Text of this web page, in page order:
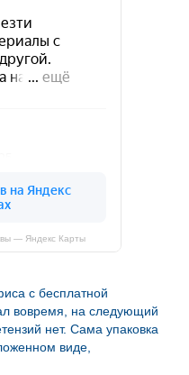
— Яндекс Карты
с бесплатной
вовремя, на следующий
нет. Сама упаковка
виде,